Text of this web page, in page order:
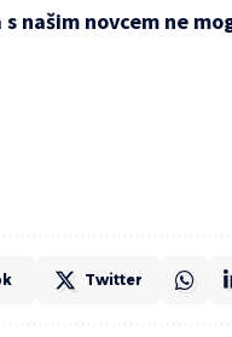
našim novcem ne
Twitter